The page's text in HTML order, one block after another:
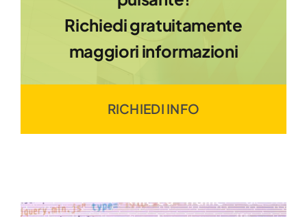
Richiedi gratuitamente
maggiori informazioni
RICHIEDI INFO